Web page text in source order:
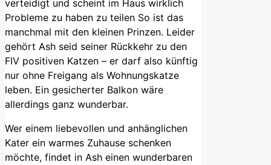
verteidigt und scheint im Haus wirklich
Probleme zu haben zu teilen So ist das
manchmal mit den kleinen Prinzen. Leider
gehört Ash seid seiner Rückkehr zu den
FIV positiven Katzen – er darf also künftig
nur ohne Freigang als Wohnungskatze
leben. Ein gesicherter Balkon wäre
allerdings ganz wunderbar.
Wer einem liebevollen und anhänglichen
Kater ein warmes Zuhause schenken
möchte, findet in Ash einen wunderbaren